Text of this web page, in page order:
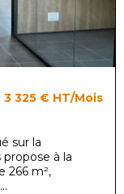
3 325 € HT/Mois
sur la
à la
266 m²,